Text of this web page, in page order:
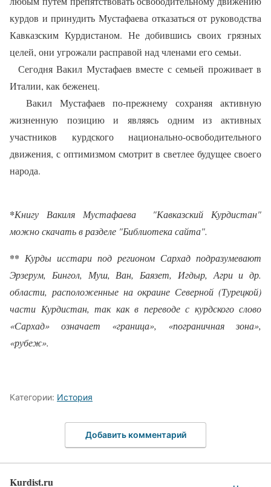
курдов и принудить Мустафаева отказаться от руководства
Кавказским Курдистаном. Не добившись своих грязных
целей, они угрожали расправой над членами его семьи.
Сегодня Вакил Мустафаев вместе с семьей проживает в
Италии, как беженец.
Вакил Мустафаев по-прежнему сохраняя активную
жизненную позицию и являясь одним из активных
участников курдского национально-освободительного
движения, с оптимизмом смотрит в светлее будущее своего
народа.
*Книгу Вакиля Мустафаева "Кавказский Курдистан"
можно скачать в разделе "Библиотека сайта".
** Курды исстари под регионом Сархад подразумевают
Эрзерум, Бингол, Муш, Ван, Баязет, Игдыр, Агри и др.
области, расположенные на окраине Северной (Турецкой)
части Курдистан, так как в переводе с курдского слово
«Сархад» означает «граница», «пограничная зона»,
«рубеж».
Категории: История
Добавить комментарий
Kurdist.ru